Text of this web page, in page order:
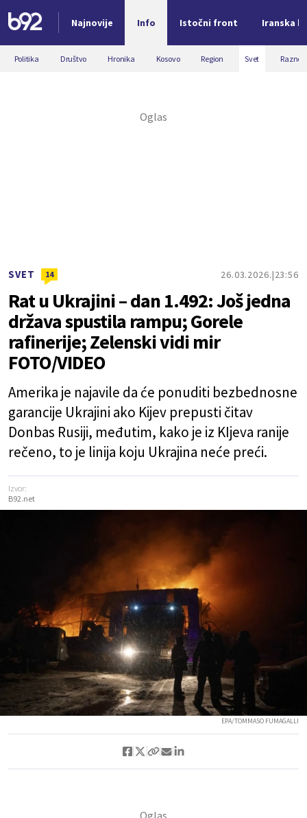
Najnovije Info Istočni front Iranska
Nova vest
Politika Društvo Hronika Kosovo Region Svet Razno
SVET 14 26.03.2026. 23:56
Rat u Ukrajini – dan 1.492: Još jedna
država spustila rampu; Gorele
rafinerije; Zelenski vidi mir
FOTO/VIDEO
Amerika je najavile da će ponuditi bezbednosne
garancije Ukrajini ako Kijev prepusti čitav
Donbas Rusiji, međutim, kako je iz KIjeva ranije
rečeno, to je linija koju Ukrajina neće preći.
Izvor:
B92.net
EPA/TOMMASO FUMAGALLI